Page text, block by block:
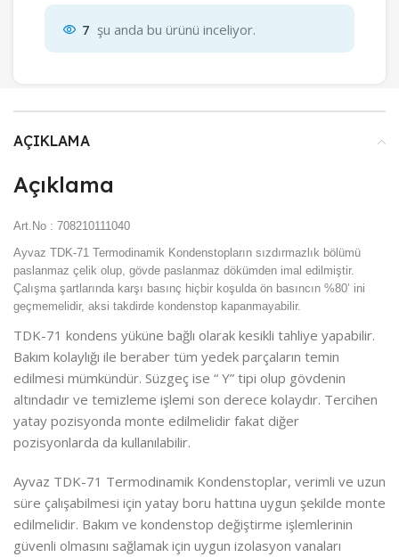
7 şu anda bu ürünü inceliyor.
AÇIKLAMA
Açıklama
Art.No : 708210111040
Ayvaz TDK-71 Termodinamik Kondenstopların sızdırmazlık bölümü
paslanmaz çelik olup, gövde paslanmaz dökümden imal edilmiştir.
Çalışma şartlarında karşı basınç hiçbir koşulda ön basıncın %80’ ini
geçmemelidir, aksi takdirde kondenstop kapanmayabilir.
TDK-71 kondens yüküne bağlı olarak kesikli tahliye yapabilir.
Bakım kolaylığı ile beraber tüm yedek parçaların temin
edilmesi mümkündür. Süzgeç ise “ Y” tipi olup gövdenin
altındadır ve temizleme işlemi son derece kolaydır. Tercihen
yatay pozisyonda monte edilmelidir fakat diğer
pozisyonlarda da kullanılabilir.
Ayvaz TDK-71 Termodinamik Kondenstoplar, verimli ve uzun
süre çalışabilmesi için yatay boru hattına uygun şekilde monte
edilmelidir. Bakım ve kondenstop değiştirme işlemlerinin
güvenli olmasını sağlamak için uygun izolasyon vanaları